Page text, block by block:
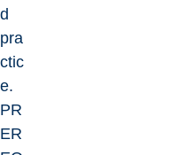
d
pra
ctic
e.
PR
ER